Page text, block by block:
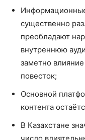
существенно
преобладают
внутреннюю
заметно
повесток;
Основной
контента
В Казахстане